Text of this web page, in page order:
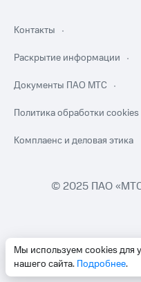
Мы используем cookies для
нашего сайта. Подробнее.
Контакты
Раскрытие информации
Документы ПАО МТС
Политика обработки cookies
Комплаенс и деловая этика
© 2025 ПАО